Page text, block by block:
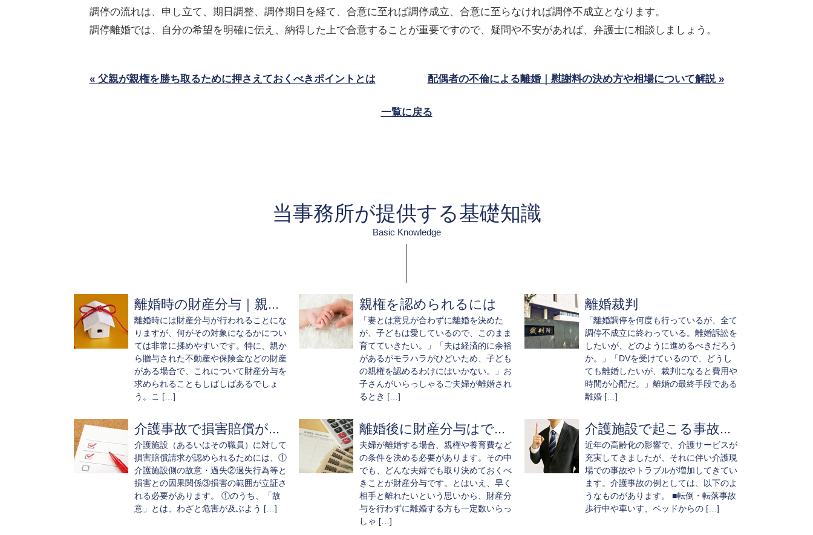
調停の流れは、申し立て、期日調整、調停期日を経て、合意に至れば調停成立、合意に至らなければ調停不成立となります。
調停離婚では、自分の希望を明確に伝え、納得した上で合意することが重要ですので、疑問や不安があれば、弁護士に相談しましょう。
« 父親が親権を勝ち取るために押さえておくべきポイントとは 配偶者の不倫による離婚｜慰謝料の決め方や相場について解説 »
一覧に戻る
当事務所が提供する基礎知識
Basic Knowledge
離婚時の財産分与｜親...
離婚時には財産分与が行われることにな
りますが、何がその対象になるかについ
ては非常に揉めやすいです。特に、親か
ら贈与された不動産や保険金などの財産
がある場合で、これについて財産分与を
求められることもしばしばあるでしょ
う。こ […]
親権を認められるには
「妻とは意見が合わずに離婚を決めた
が、子どもは愛しているので、このまま
育てていきたい。」「夫は経済的に余裕
があるがモラハラがひどいため、子ども
の親権を認めるわけにはいかない。」お
子さんがいらっしゃるご夫婦が離婚され
るとき […]
離婚裁判
「離婚調停を何度も行っているが、全て
調停不成立に終わっている。離婚訴訟を
したいが、どのように進めるべきだろう
か。」「DVを受けているので、どうし
ても離婚したいが、裁判になると費用や
時間が心配だ。」離婚の最終手段である
離婚 […]
介護事故で損害賠償が...
介護施設（あるいはその職員）に対して
損害賠償請求が認められるためには、①
介護施設側の故意・過失②過失行為等と
損害との因果関係③損害の範囲が立証さ
れる必要があります。 ①のうち、「故
意」とは、わざと危害が及ぶよう […]
離婚後に財産分与はで...
夫婦が離婚する場合、親権や養育費など
の条件を決める必要があります。その中
でも、どんな夫婦でも取り決めておくべ
きことが財産分与です。とはいえ、早く
相手と離れたいという思いから、財産分
与を行わずに離婚する方も一定数いらっ
しゃ […]
介護施設で起こる事故...
近年の高齢化の影響で、介護サービスが
充実してきましたが、それに伴い介護現
場での事故やトラブルが増加してきてい
ます。介護事故の例としては、以下のよ
うなものがあります。 ■転倒・転落事故
歩行中や車いす、ベッドからの […]